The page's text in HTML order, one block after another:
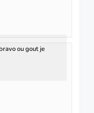
ou gout je